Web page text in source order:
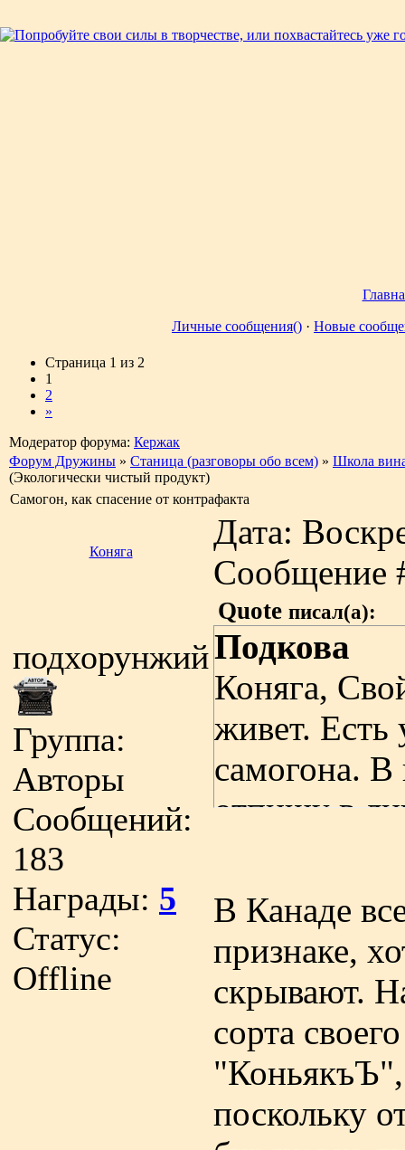
Личные сообщения() · Новые
Страница 1 из 2
1
2
»
Модератор форума: Кержак
Форум Дружины » Станица (разговоры обо всем) » Школа
(Экологически чистый продукт)
Самогон, как спасение от контрафакта
Коняга
Дата:
Сообщение
подхорунжий
Группа:
Авторы
Сообщений:
183
Награды: 5
Статус:
Offline
Quote писал(а):
Подкова
Коняга,
живет. Есть
самогона. В
отпишу в
В Канаде
признаке,
скрывают.
сорта
"КоньякъЪ",
поскольку